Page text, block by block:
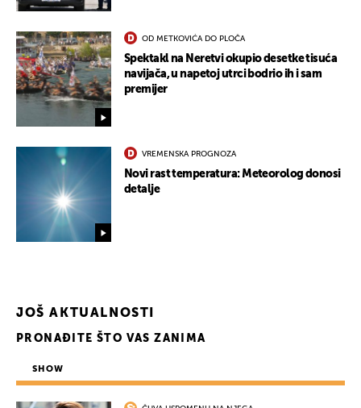
OD METKOVIĆA DO PLOČA
Spektakl na Neretvi okupio desetke tisuća
navijača, u napetoj utrci bodrio ih i sam
premijer
VREMENSKA PROGNOZA
Novi rast temperatura: Meteorolog donosi
detalje
JOŠ AKTUALNOSTI
PRONAĐITE ŠTO VAS ZANIMA
SHOW